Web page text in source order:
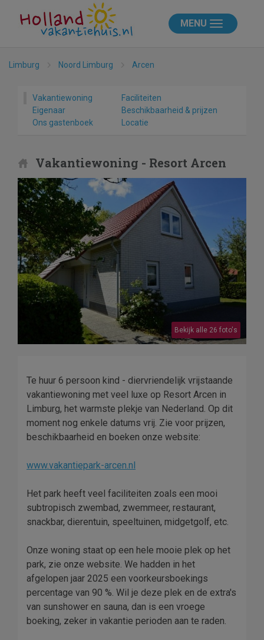
MENU
Limburg Noord Limburg Arcen
Vakantiewoning
Faciliteiten
Eigenaar
Beschikbaarheid & prijzen
Ons gastenboek
Locatie
Vakantiewoning - Resort Arcen
Bekijk alle 26 foto's
Te huur 6 persoon kind - diervriendelijk vrijstaande
vakantiewoning met veel luxe op Resort Arcen in
Limburg, het warmste plekje van Nederland. Op dit
moment nog enkele datums vrij. Zie voor prijzen,
beschikbaarheid en boeken onze website:
www.vakantiepark-arcen.nl
Het park heeft veel faciliteiten zoals een mooi
subtropisch zwembad, zwemmeer, restaurant,
snackbar, dierentuin, speeltuinen, midgetgolf, etc.
Onze woning staat op een hele mooie plek op het
park, zie onze website. We hadden in het
afgelopen jaar 2025 een voorkeursboekings
percentage van 90 %. Wil je deze plek en de extra's
van sunshower en sauna, dan is een vroege
boeking, zeker in vakantie perioden aan te raden.